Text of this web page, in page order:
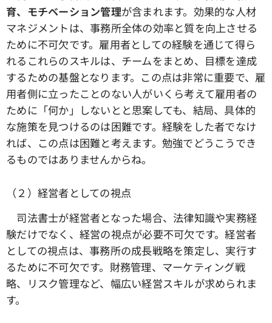
育、モチベーション管理が含まれます。効果的な人材
マネジメントは、事務所全体の効率と質を向上させる
ために不可欠です。雇用者としての経験を通じて得ら
れるこれらのスキルは、チームをまとめ、目標を達成
するための基盤となります。この点は非常に重要で、雇
用者側に立ったことのない人がいくら考えて雇用者の
ために「何か」しないとと思案しても、結局、具体的
な施策を見つけるのは困難です。経験をした者でなけ
れば、この点は困難と考えます。勉強でどうこうでき
るものではありませんからね。
（２）経営者としての視点
司法書士が経営者となった場合、法律知識や実務経
験だけでなく、経営の視点が必要不可欠です。経営者
としての視点は、事務所の成長戦略を策定し、実行す
るために不可欠です。財務管理、マーケティング戦
略、リスク管理など、幅広い経営スキルが求められま
す。